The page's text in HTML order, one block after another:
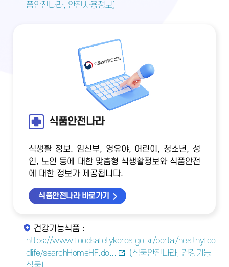
품안전나라, 안전사용정보)
식품안전나라
식생활 정보. 임신부, 영유야, 어린이, 청소년, 성
인, 노인 등에 대한 맞춤형 식생활정보와 식품안전
에 대한 정보가 제공됩니다.
식품안전나라 바로가기
건강기능식품 :
https://www.foodsafetykorea.go.kr/portal/healthyfoo
dlife/searchHomeHF.do...
(식품안전나라, 건강기능